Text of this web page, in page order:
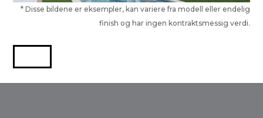
* Disse bildene er eksempler, kan variere fra modell eller endelig
finish og har ingen kontraktsmessig verdi.